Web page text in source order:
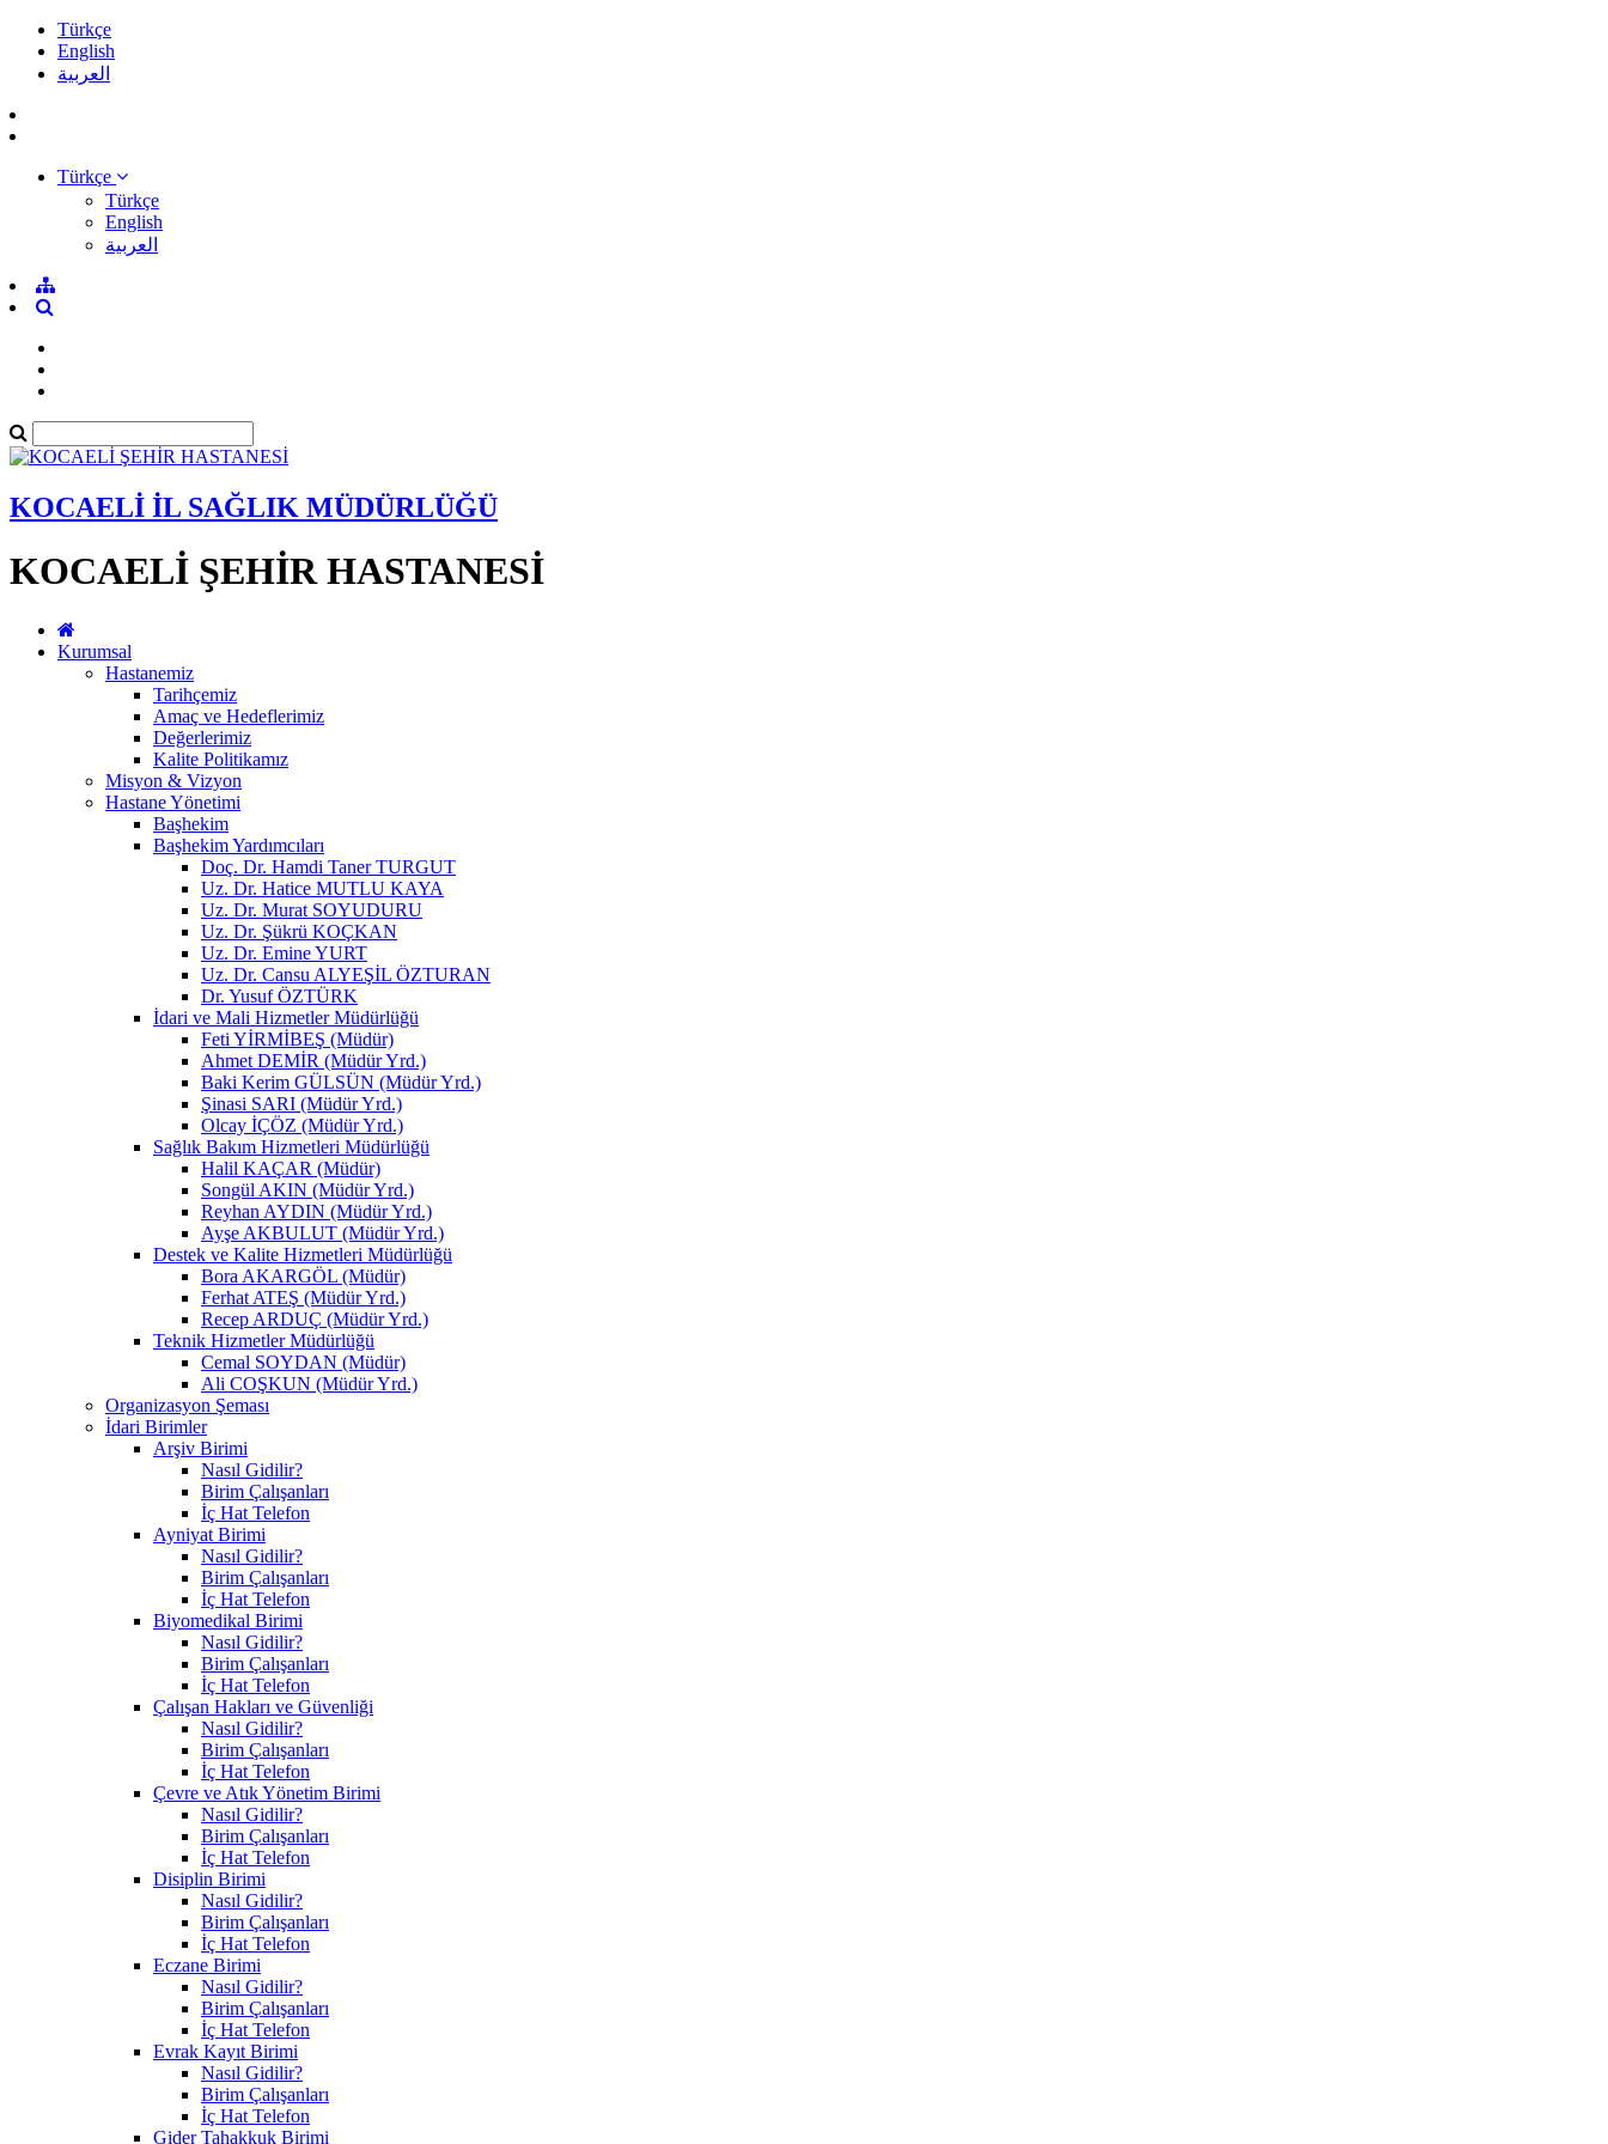
Türkçe
English
العربية
Türkçe
Türkçe
English
العربية
KOCAELİ İL SAĞLIK MÜDÜRLÜĞÜ
KOCAELİ ŞEHİR HASTANESİ
Kurumsal
Hastanemiz
Tarihçemiz
Amaç ve Hedeflerimiz
Değerlerimiz
Kalite Politikamız
Misyon & Vizyon
Hastane Yönetimi
Başhekim
Başhekim Yardımcıları
Doç. Dr. Hamdi Taner TURGUT
Uz. Dr. Hatice MUTLU KAYA
Uz. Dr. Murat SOYUDURU
Uz. Dr. Şükrü KOÇKAN
Uz. Dr. Emine YURT
Uz. Dr. Cansu ALYEŞİL ÖZTURAN
Dr. Yusuf ÖZTÜRK
İdari ve Mali Hizmetler Müdürlüğü
Feti YİRMİBEŞ (Müdür)
Ahmet DEMİR (Müdür Yrd.)
Baki Kerim GÜLSÜN (Müdür Yrd.)
Şinasi SARI (Müdür Yrd.)
Olcay İÇÖZ (Müdür Yrd.)
Sağlık Bakım Hizmetleri Müdürlüğü
Halil KAÇAR (Müdür)
Songül AKIN (Müdür Yrd.)
Reyhan AYDIN (Müdür Yrd.)
Ayşe AKBULUT (Müdür Yrd.)
Destek ve Kalite Hizmetleri Müdürlüğü
Bora AKARGÖL (Müdür)
Ferhat ATEŞ (Müdür Yrd.)
Recep ARDUÇ (Müdür Yrd.)
Teknik Hizmetler Müdürlüğü
Cemal SOYDAN (Müdür)
Ali COŞKUN (Müdür Yrd.)
Organizasyon Şeması
İdari Birimler
Arşiv Birimi
Nasıl Gidilir?
Birim Çalışanları
İç Hat Telefon
Ayniyat Birimi
Nasıl Gidilir?
Birim Çalışanları
İç Hat Telefon
Biyomedikal Birimi
Nasıl Gidilir?
Birim Çalışanları
İç Hat Telefon
Çalışan Hakları ve Güvenliği
Nasıl Gidilir?
Birim Çalışanları
İç Hat Telefon
Çevre ve Atık Yönetim Birimi
Nasıl Gidilir?
Birim Çalışanları
İç Hat Telefon
Disiplin Birimi
Nasıl Gidilir?
Birim Çalışanları
İç Hat Telefon
Eczane Birimi
Nasıl Gidilir?
Birim Çalışanları
İç Hat Telefon
Evrak Kayıt Birimi
Nasıl Gidilir?
Birim Çalışanları
İç Hat Telefon
Gider Tahakkuk Birimi